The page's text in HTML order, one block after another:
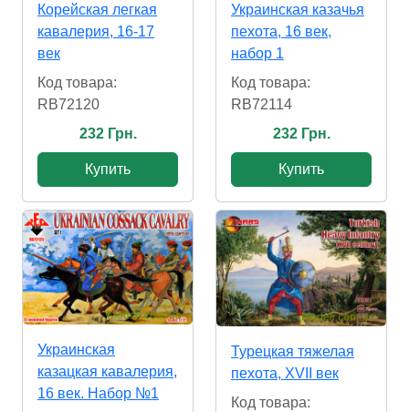
Корейская легкая
кавалерия, 16-17
век
Код товара:
RB72120
232 Грн.
Купить
Украинская казачья
пехота, 16 век,
набор 1
Код товара:
RB72114
232 Грн.
Купить
Украинская
казацкая кавалерия,
16 век. Набор №1
Турецкая тяжелая
пехота, XVII век
Код товара: